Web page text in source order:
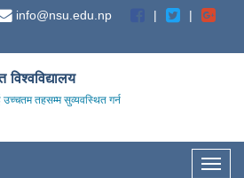
info@nsu.edu.np
उच्चतम तहसम्म सुव्यवस्थित गर्न